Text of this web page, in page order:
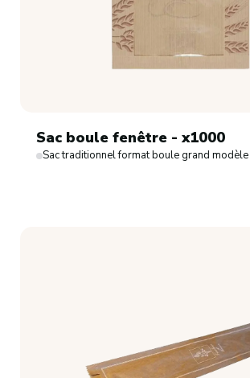
Sac boule fenêtre - x1000
Sac traditionnel format boule grand modèle